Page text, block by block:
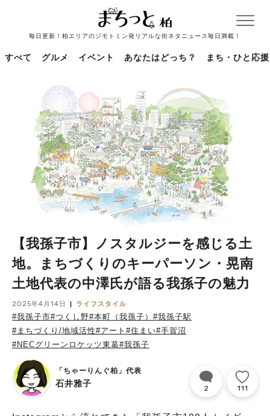
毎日更新！柏エリアのジモトミン発リアルな街ネタニュース毎日満載！
すべて グルメ イベント あなたはどっち？ まち・ひと応援
【我孫子市】ノスタルジーを感じる土
地。まちづくりのキーパーソン・晃南
土地代表の中澤氏が語る我孫子の魅力
2025年4月14日 ライフスタイル
#我孫子市#つくし野#本町（我孫子） #我孫子駅
#まちづくり/地域活性#アート #住まい#手賀沼
#NECグリーンロケッツ東葛#我孫子
「ちゃーりんぐ柏」代表
石井雅子 2 111